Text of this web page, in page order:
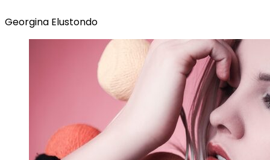
Georgina Elustondo